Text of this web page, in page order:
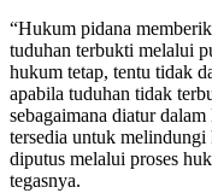
“Hukum pidana
tuduhan terbukti melalui
hukum tetap, tentu tidak
apabila tuduhan tidak
sebagaimana diatur
tersedia untuk melindungi
diputus melalui proses
tegasnya.